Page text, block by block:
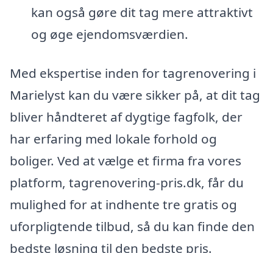
kan også gøre dit tag mere attraktivt
og øge ejendomsværdien.
Med ekspertise inden for tagrenovering i
Marielyst kan du være sikker på, at dit tag
bliver håndteret af dygtige fagfolk, der
har erfaring med lokale forhold og
boliger. Ved at vælge et firma fra vores
platform, tagrenovering-pris.dk, får du
mulighed for at indhente tre gratis og
uforpligtende tilbud, så du kan finde den
bedste løsning til den bedste pris.